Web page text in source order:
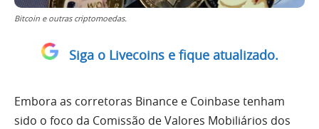
Bitcoin e outras criptomoedas.
Siga o Livecoins e fique atualizado.
Embora as corretoras Binance e Coinbase tenham
sido o foco da Comissão de Valores Mobiliários dos